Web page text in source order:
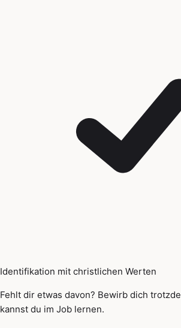
Identifikation mit christlichen Werten
Fehlt dir etwas davon? Bewirb dich
kannst du im Job lernen.